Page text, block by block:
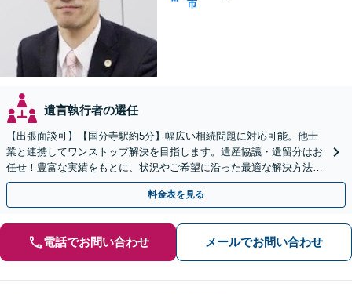
市
遺言執行者の選任
【出張面談可】【国分寺駅約5分】幅広い相続問題に対応可能。他士
業と連携してワンストップ解決を目指します。遺産協議・遺留分はお
任せ！豊富な実績をもとに、状況やご希望に沿った最適な解決方法を
ご提案します【夜間・休日相談可】
料金表を見る
電話でお問い合わせ メールでお問い合わせ